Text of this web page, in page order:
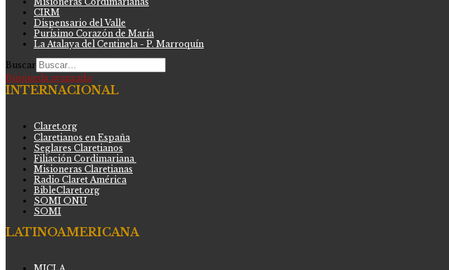
CIRM
Dispensario del Valle
Purísimo Corazón de María
La Atalaya del Centinela - P. Marroquín
Buscar
Búsqueda avanzada
INTERNACIONAL
Claret.org
Claretianos en España
Seglares Claretianos
Filiación Cordimariana
Misioneras Claretianas
Radio Claret América
BibleClaret.org
SOMI ONU
SOMI
LATINOAMERICANA